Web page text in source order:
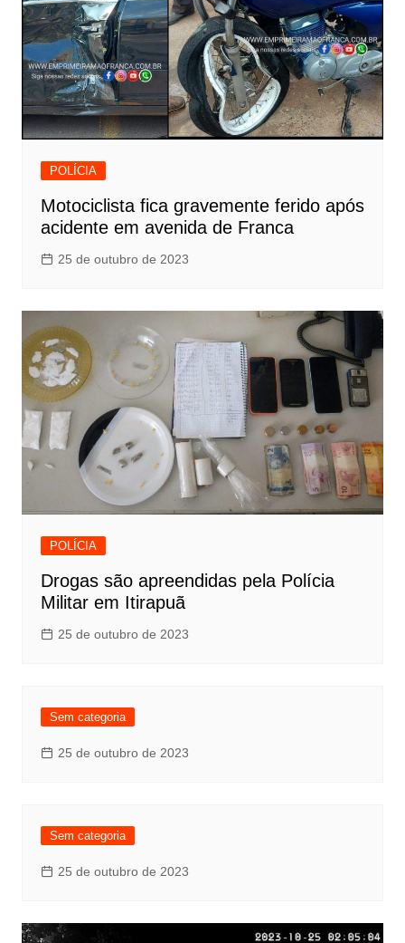
POLÍCIA
Motociclista fica gravemente ferido após
acidente em avenida de Franca
25 de outubro de 2023
POLÍCIA
Drogas são apreendidas pela Polícia
Militar em Itirapuã
25 de outubro de 2023
Sem categoria
25 de outubro de 2023
Sem categoria
25 de outubro de 2023